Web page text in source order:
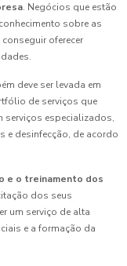
. Negócios que estão
sobre as
oferecer
deve ser levada em
de serviços que
serviços especializados,
e desinfecção, de acordo
e o treinamento dos
dos seus
um serviço de alta
e a formação da